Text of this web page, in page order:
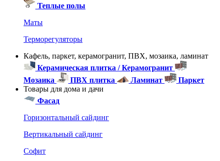
Теплые полы
Маты
Терморегуляторы
Кафель, паркет, керамогранит, ПВХ, мозаика, ламинат
Керамическая плитка / Керамогранит
Мозаика
ПВХ плитка Ламинат
Паркет
Товары для дома и дачи
Фасад
Горизонтальный сайдинг
Вертикальный сайдинг
Софит